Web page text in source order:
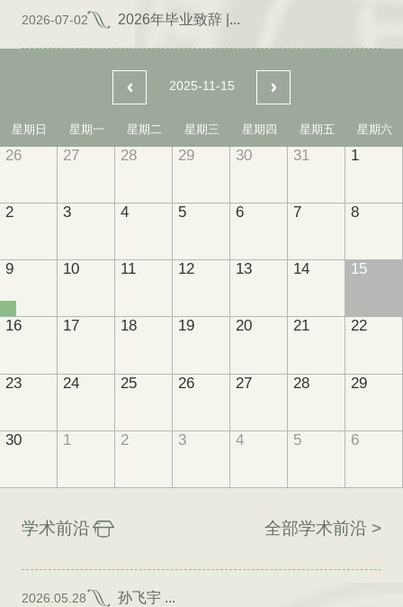
2026-07-02 2026年毕业致辞 |...
2025-11-15
星期日 星期一 星期二 星期三 星期四 星期五 星期六
26 27 28 29 30 31 1
2 3 4 5 6 7 8
9 10 11 12 13 14 15
16 17 18 19 20 21 22
23 24 25 26 27 28 29
30 1 2 3 4 5 6
学术前沿 全部学术前沿 >
2026.05.28 孙飞宇 ...